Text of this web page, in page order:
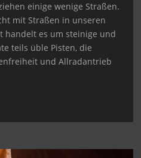
einige wenige Straßen.
mit Straßen in unseren
handelt es um steinige und
teils üble Pisten, die
und Allradantrieb